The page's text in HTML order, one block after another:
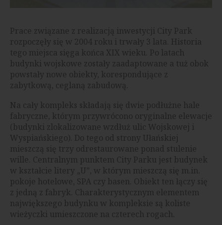
Prace związane z realizacją inwestycji City Park
rozpoczęły się w 2004 roku i trwały 3 lata. Historia
tego miejsca sięga końca XIX wieku. Po latach
budynki wojskowe zostały zaadaptowane a tuż obok
powstały nowe obiekty, korespondujące z
zabytkową, ceglaną zabudową.
Na cały kompleks składają się dwie podłużne hale
fabryczne, którym przywrócono oryginalne elewacje
(budynki zlokalizowane wzdłuż ulic Wojskowej i
Wyspiańskiego). Do tego od strony Ułańskiej
mieszczą się trzy odrestaurowane ponad stulenie
wille. Centralnym punktem City Parku jest budynek
w kształcie litery „U”, w którym mieszczą się m.in.
pokoje hotelowe, SPA czy basen. Obiekt ten łączy się
z jedną z fabryk. Charakterystycznym elementem
największego budynku w kompleksie są koliste
wieżyczki umieszczone na czterech rogach.